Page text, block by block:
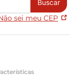
Buscar
sei meu CEP